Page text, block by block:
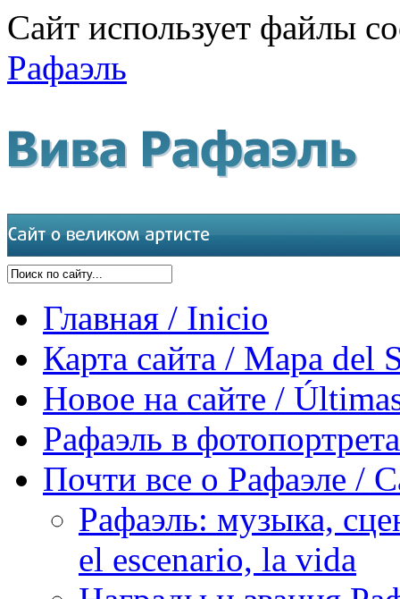
Сайт использует файлы
Рафаэль
Главная / Inicio
Карта сайта / Mapa del
Новое на сайте /
Рафаэль в
Почти все о Рафаэле /
Рафаэль: музыка,
el escenario, la vida